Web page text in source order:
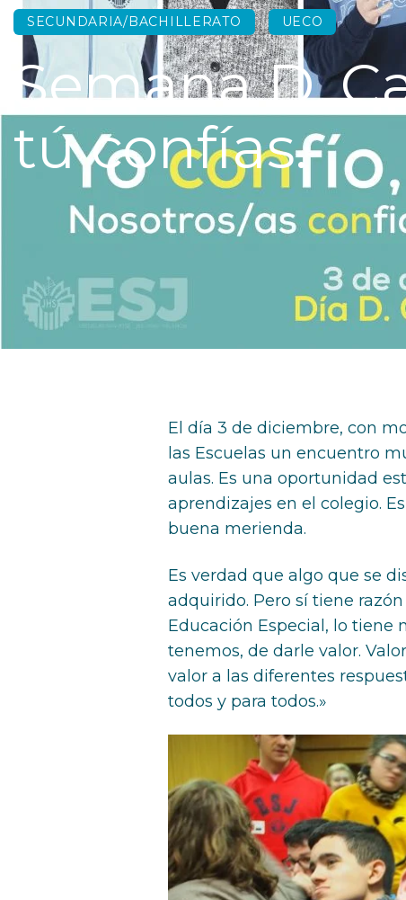
SECUNDARIA/BACHILLERATO UECO
Semana D.
tú confías.
El día 3 de diciembre, con
las Escuelas un encuentro
aulas. Es una oportunidad
aprendizajes en el colegio.
buena merienda.
Es verdad que algo que se
adquirido. Pero sí tiene
Educación Especial, lo tiene
tenemos, de darle valor.
valor a las diferentes
todos y para todos.»